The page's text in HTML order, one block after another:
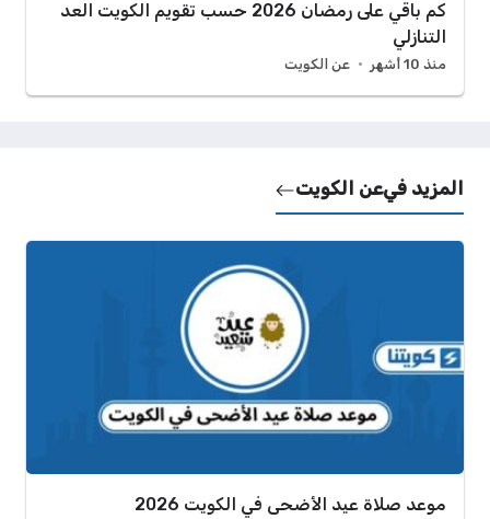
كم باقي على رمضان 2026 حسب تقويم الكويت العد
التنازلي
منذ 10 أشهر عن الكويت
المزيد فيعن الكويت
موعد صلاة عيد الأضحى في الكويت 2026